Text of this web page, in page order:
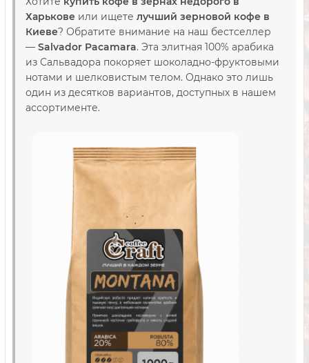
Харькове или ищете лучший зерновой кофе в
Киеве? Обратите внимание на наш бестселлер
— Salvador Pacamara. Эта элитная 100% арабика
из Сальвадора покоряет шоколадно-фруктовыми
нотами и шелковистым телом. Однако это лишь
один из десятков вариантов, доступных в нашем
ассортименте.